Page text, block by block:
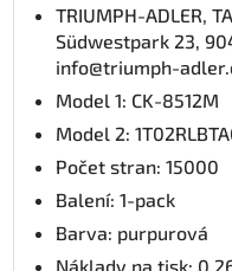
TRIUMPH-ADLER,
Südwestpark 23,
info@triumph-
Model 1: CK-8512M
Model 2:
Počet stran: 15000
Balení: 1-pack
Barva: purpurová
Náklady na tisk: